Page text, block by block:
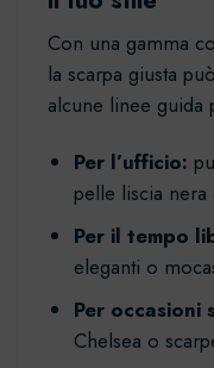
Con una gamma
la scarpa giusta
alcune linee guida
Per l’ufficio:
pelle liscia
Per il tempo
eleganti o
Per occasioni
Chelsea o